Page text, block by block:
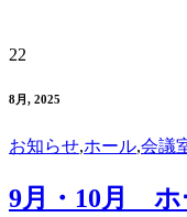
22
8月, 2025
お知らせ,ホール,会議
9月・10月